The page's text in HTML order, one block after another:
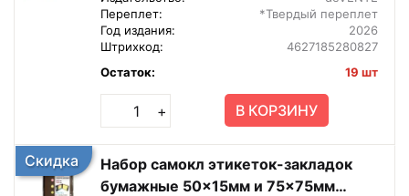
Переплет:
*Твердый переплет
Год издания:
2026
Штрихкод:
4627185280827
Остаток:
19 шт
+ В КОРЗИНУ
Скидка
Набор самокл этикеток-закладок
бумажные 50x15мм и 75x75мм